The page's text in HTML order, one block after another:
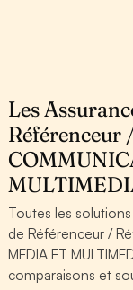
Les
Référenceur
Toutes les
de Référenceur /
MEDIA ET
comparaisons et